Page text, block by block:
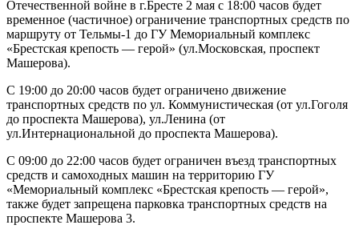
Отечественной войне в г.Бресте 2 мая с 18:00 часов будет
временное (частичное) ограничение транспортных средств по
маршруту от Тельмы-1 до ГУ Мемориальный комплекс
«Брестская крепость — герой» (ул.Московская, проспект
Машерова).
С 19:00 до 20:00 часов будет ограничено движение
транспортных средств по ул. Коммунистическая (от ул.Гоголя
до проспекта Машерова), ул.Ленина (от
ул.Интернациональной до проспекта Машерова).
С 09:00 до 22:00 часов будет ограничен въезд транспортных
средств и самоходных машин на территорию ГУ
«Мемориальный комплекс «Брестская крепость — герой»,
также будет запрещена парковка транспортных средств на
проспекте Машерова 3.